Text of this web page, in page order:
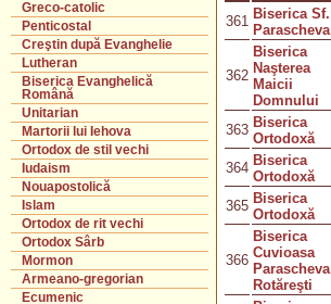
Greco-catolic
Penticostal
Creştin după Evanghelie
Lutheran
Biserica Evanghelică
Română
Unitarian
Martorii lui Iehova
Ortodox de stil vechi
Iudaism
Nouapostolică
Islam
Ortodox de rit vechi
Ortodox Sârb
Mormon
Armeano-gregorian
Ecumenic
361 Biserica Sf.
Parascheva
362
Biserica
Naşterea
Maicii
Domnului
363 Biserica
Ortodoxă
364 Biserica
Ortodoxă
365 Biserica
Ortodoxă
366
Biserica
Cuvioasa
Parascheva
Rotăreşti